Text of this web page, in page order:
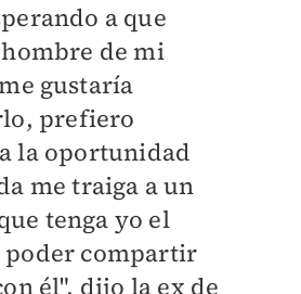
a que
de mi
gustaría
prefiero
la oportunidad
me traiga a un
tenga yo el
poder compartir
él", dijo la ex de